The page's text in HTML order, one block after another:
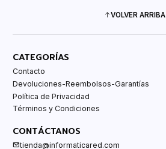
VOLVER ARRIBA
CATEGORÍAS
Contacto
Devoluciones-Reembolsos-Garantías
Política de Privacidad
Términos y Condiciones
CONTÁCTANOS
tienda@informaticared.com